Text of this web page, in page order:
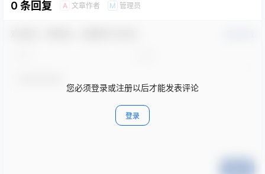
0 条回复 A 文章作者 M 管理员
您必须登录或注册以后才能发表评论
登录